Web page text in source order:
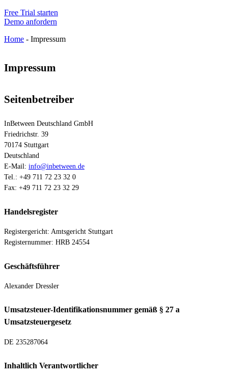
Free Trial starten
Demo anfordern
Home - Impressum
Impressum
Seitenbetreiber
InBetween Deutschland GmbH
Friedrichstr. 39
70174 Stuttgart
Deutschland
E-Mail: info@inbetween.de
Tel.: +49 711 72 23 32 0
Fax: +49 711 72 23 32 29
Handelsregister
Registergericht: Amtsgericht Stuttgart
Registernummer: HRB 24554
Geschäftsführer
Alexander Dressler
Umsatzsteuer-Identifikationsnummer gemäß § 27 a
Umsatzsteuergesetz
DE 235287064
Inhaltlich Verantwortlicher